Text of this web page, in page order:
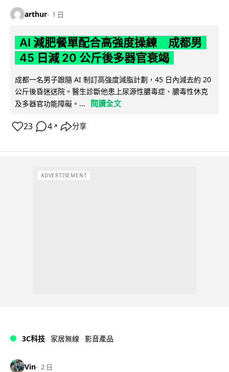
arthur 1 日
AI 減肥餐單配合高強度操練 成都男
45 日減 20 公斤後多器官衰竭
成都一名男子跟隨 AI 制訂高強度減脂計劃，45 日內減去約 20
公斤後昏迷送院。醫生診斷他患上尿源性膿毒症、膿毒性休克
及多器官功能障礙。...
閱讀全文
23 4 ↗ 分享
ADVERTISEMENT
3C科技 家居無線 影音產品
Vin 2 日